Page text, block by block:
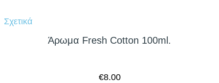
Σχετικά
Άρωμα Fresh Cotton 100ml.
€8.00